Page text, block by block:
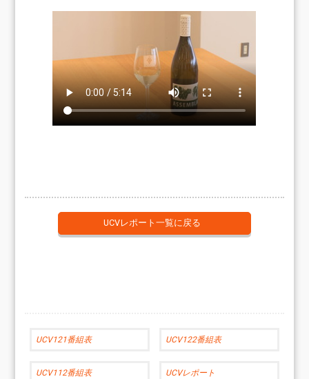
UCVレポート一覧に戻る
UCV121番組表 UCV122番組表
UCV112番組表 UCVレポート